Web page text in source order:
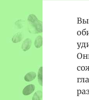
Вы